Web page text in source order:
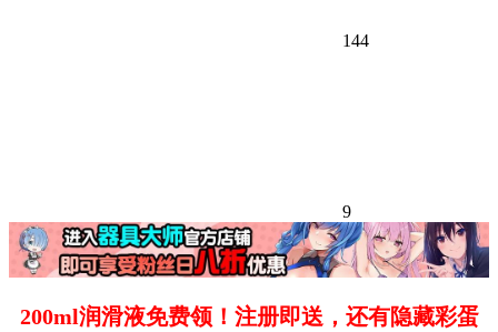
144
9
200ml润滑液免费领！注册即送，还有隐藏彩蛋